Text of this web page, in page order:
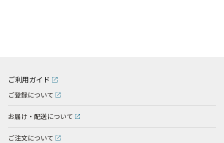
ご利用ガイド
ご登録について
お届け・配送について
ご注文について